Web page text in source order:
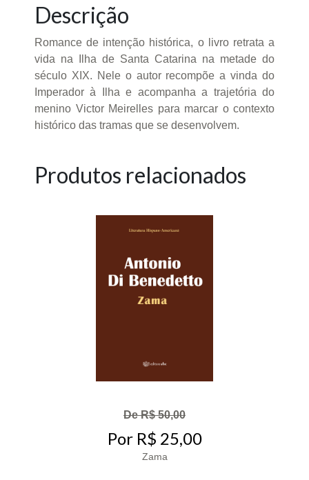
Descrição
Romance de intenção histórica, o livro retrata a
vida na Ilha de Santa Catarina na metade do
século XIX. Nele o autor recompõe a vinda do
Imperador à Ilha e acompanha a trajetória do
menino Victor Meirelles para marcar o contexto
histórico das tramas que se desenvolvem.
Produtos relacionados
De R$ 50,00
Por R$ 25,00
Zama